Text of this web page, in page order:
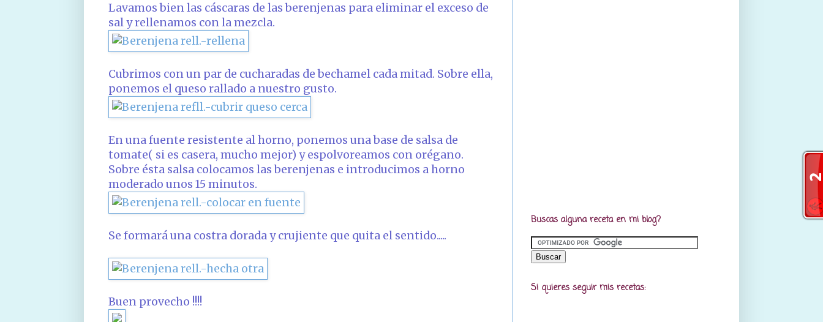
Lavamos bien las cáscaras de las berenjenas para eliminar el exceso de
sal y rellenamos con la mezcla.
Cubrimos con un par de cucharadas de bechamel cada mitad. Sobre ella,
ponemos el queso rallado a nuestro gusto.
En una fuente resistente al horno, ponemos una base de salsa de
tomate( si es casera, mucho mejor) y espolvoreamos con orégano.
Sobre ésta salsa colocamos las berenjenas e introducimos a horno
moderado unos 15 minutos.
Se formará una costra dorada y crujiente que quita el sentido.....
Buen provecho !!!!
Buscas alguna receta en mi blog?
Si quieres seguir mis recetas: